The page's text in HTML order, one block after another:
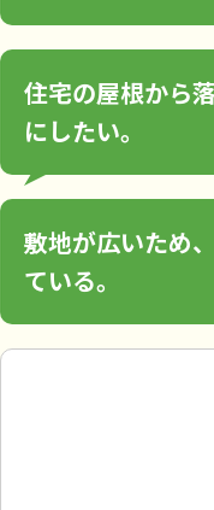
住宅の屋根から
にしたい。
敷地が広いため
ている。